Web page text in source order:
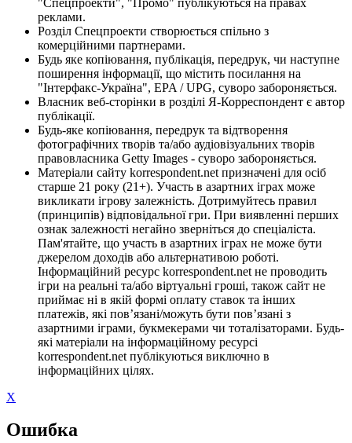
реклами.
Розділ Спецпроекти створюється спільно з
комерційними партнерами.
Будь яке копіювання, публікація, передрук, чи наступне
поширення інформації, що містить посилання на
"Інтерфакс-Україна", EPA / UPG, суворо забороняється.
Власник веб-сторінки в розділі Я-Корреспондент є автор
публікації.
Будь-яке копіювання, передрук та відтворення
фотографічних творів та/або аудіовізуальних творів
правовласника Getty Images - суворо забороняється.
Матеріали сайту korrespondent.net призначені для осіб
старше 21 року (21+). Участь в азартних іграх може
викликати ігрову залежність. Дотримуйтесь правил
(принципів) відповідальної гри. При виявленні перших
ознак залежності негайно зверніться до спеціаліста.
Пам'ятайте, що участь в азартних іграх не може бути
джерелом доходів або альтернативою роботі.
Інформаційний ресурс korrespondent.net не проводить
ігри на реальні та/або віртуальні гроші, також сайт не
приймає ні в якій формі оплату ставок та інших
платежів, які пов’язані/можуть бути пов’язані з
азартними іграми, букмекерами чи тоталізаторами. Будь-
які матеріали на інформаційному ресурсі
korrespondent.net публікуються виключно в
інформаційних цілях.
X
Ошибка